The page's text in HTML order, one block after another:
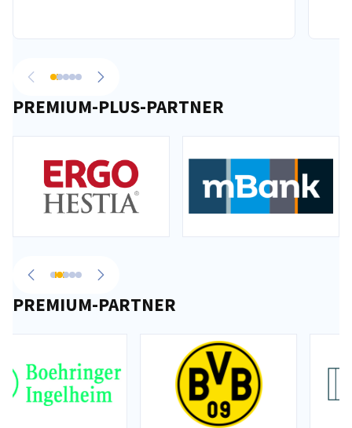
vorherige nächste
PREMIUM-PLUS-PARTNER
Zurück zur vorherigen Seite
Weiter zum nächsten
PREMIUM-PARTNER